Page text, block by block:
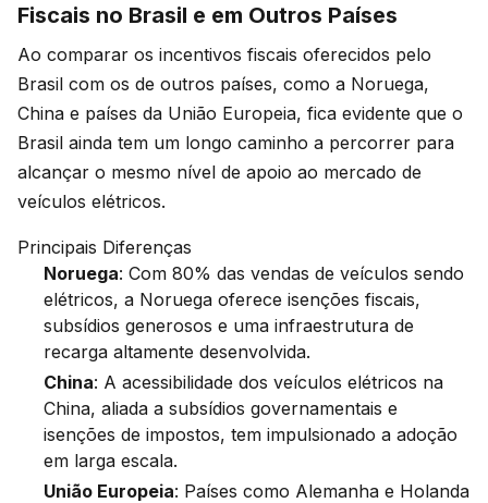
Fiscais no Brasil e em Outros Países
Ao comparar os incentivos fiscais oferecidos pelo
Brasil com os de outros países, como a Noruega,
China e países da União Europeia, fica evidente que o
Brasil ainda tem um longo caminho a percorrer para
alcançar o mesmo nível de apoio ao mercado de
veículos elétricos.
Principais Diferenças
Noruega: Com 80% das vendas de veículos sendo
elétricos, a Noruega oferece isenções fiscais,
subsídios generosos e uma infraestrutura de
recarga altamente desenvolvida.
China: A acessibilidade dos veículos elétricos na
China, aliada a subsídios governamentais e
isenções de impostos, tem impulsionado a adoção
em larga escala.
União Europeia: Países como Alemanha e Holanda